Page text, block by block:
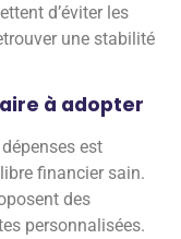
d’éviter les
une stabilité
à adopter
est
financier sain.
des
personnalisées.